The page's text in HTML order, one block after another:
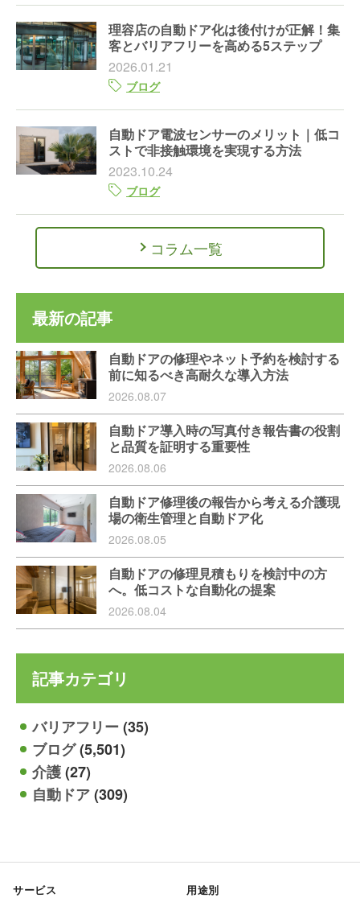
理容店の自動ドア化は後付けが正解！集
客とバリアフリーを高める5ステップ
2026.01.21
ブログ
自動ドア電波センサーのメリット｜低コ
ストで非接触環境を実現する方法
2023.10.24
ブログ
コラム一覧
最新の記事
自動ドアの修理やネット予約を検討する
前に知るべき高耐久な導入方法
2026.08.07
自動ドア導入時の写真付き報告書の役割
と品質を証明する重要性
2026.08.06
自動ドア修理後の報告から考える介護現
場の衛生管理と自動ドア化
2026.08.05
自動ドアの修理見積もりを検討中の方
へ。低コストな自動化の提案
2026.08.04
記事カテゴリ
バリアフリー(35)
ブログ(5,501)
介護(27)
自動ドア(309)
サービス 用途別